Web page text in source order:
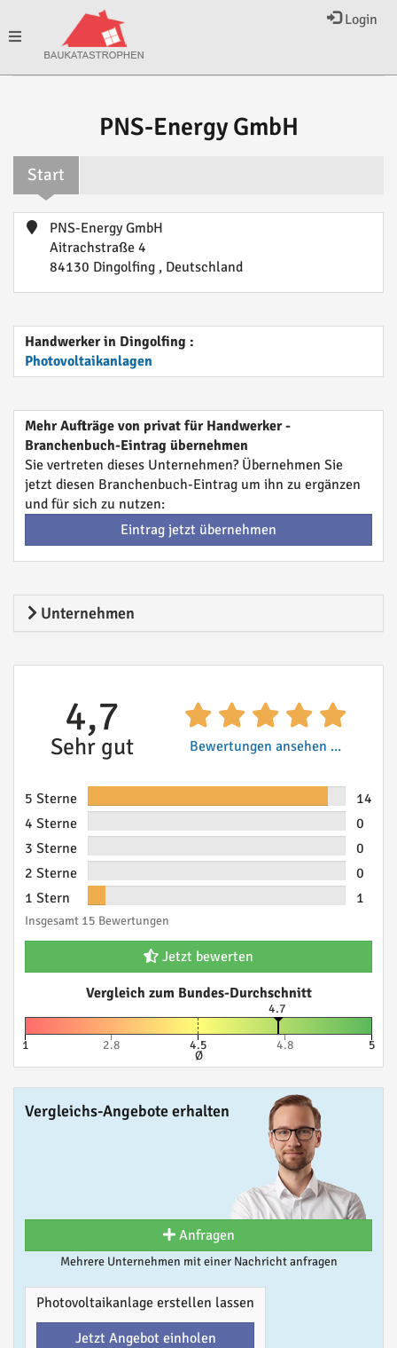
Login
Toggle
PNS-Energy GmbH
Start
PNS-Energy GmbH
Aitrachstraße 4
84130 Dingolfing , Deutschland
Handwerker in Dingolfing :
Photovoltaikanlagen
Mehr Aufträge von privat für Handwerker -
Branchenbuch-Eintrag übernehmen
Sie vertreten dieses Unternehmen? Übernehmen Sie
jetzt diesen Branchenbuch-Eintrag um ihn zu ergänzen
und für sich zu nutzen:
Eintrag jetzt übernehmen
Unternehmen
4,7
Sehr gut Bewertungen ansehen ...
5 Sterne
14
4 Sterne
0
3 Sterne
0
2 Sterne
0
1 Stern
1
Insgesamt 15 Bewertungen
Jetzt bewerten
Vergleich zum Bundes-Durchschnitt
4.7
1 2.8 4.5
Ø
4.8 5
Vergleichs-Angebote erhalten
Anfragen
Mehrere Unternehmen mit einer Nachricht anfragen
Photovoltaikanlage erstellen lassen
Jetzt Angebot einholen